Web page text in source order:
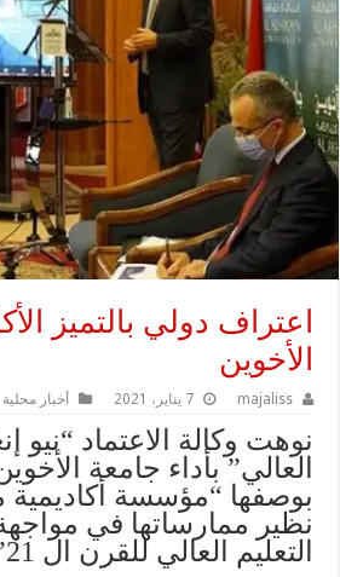
اعتراف دولي بالتميز
الأخوين
majaliss 7 يناير، 2021 أخبار محلية
نوهت وكالة الاعتماد “نيو
العالي” بأداء جامعة
بوصفها “مؤسسة أكاديمية
نظير ممارساتها في
التعليم العالي للقرن ال 21”.